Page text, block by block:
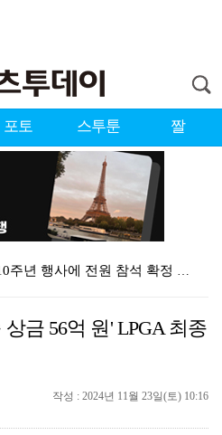
포토 스투툰 짤
블랙핑크, 데뷔 10주년 행사에 전원 참석 확정 [공식…
블랙핑크, 완전체 10주년 행사 성사됐지만…'40명만 …
김주형, PGA 윈덤 챔피언십 1R 공동 11위…임성재…
금 56억 원' LPGA 최종
작성 : 2024년 11월 23일(토) 10:16